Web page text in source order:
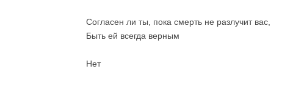
Согласен ли ты, пока смерть не разлучит вас,
Быть ей всегда верным
Нет